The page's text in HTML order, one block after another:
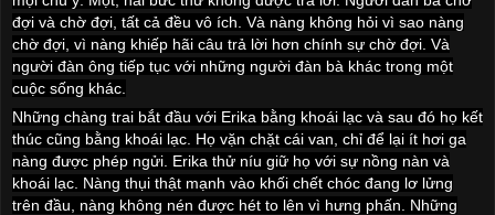
đợi và chờ đợi, tất cả đều vô ích. Và nàng không hỏi vì sao nàng
chờ đợi, vì nàng khiếp hãi câu trả lời hơn chính sự chờ đợi. Và
người đàn ông tiếp tục với những người đàn bà khác trong một
cuộc sống khác.
Những chàng trai bắt đầu với Erika bằng khoái lạc và sau đó họ kết
thúc cũng bằng khoái lạc. Họ vặn chặt cái van, chỉ để lại ít hơi ga
nàng được phép ngửi. Erika thử níu giữ họ với sự nồng nàn và
khoái lạc. Nàng thụi thật mạnh vào khối chết chóc đang lơ lửng
trên đầu, nàng không nén được hét to lên vì hưng phấn. Những